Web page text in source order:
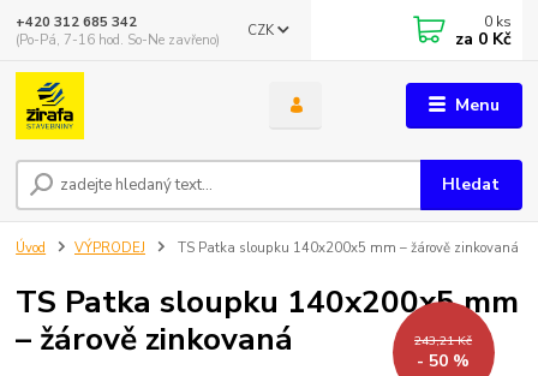
Menu
CZK
Hledat
+420 312 685 342
(Po-Pá, 7-16 hod. So-Ne zavřeno)
0 ks
za 0 Kč
Úvod VÝPRODEJ TS Patka sloupku 140x200x5 mm – žárově zinkovaná
TS Patka sloupku 140x200x5 mm
– žárově zinkovaná
243,21 Kč
- 50 %